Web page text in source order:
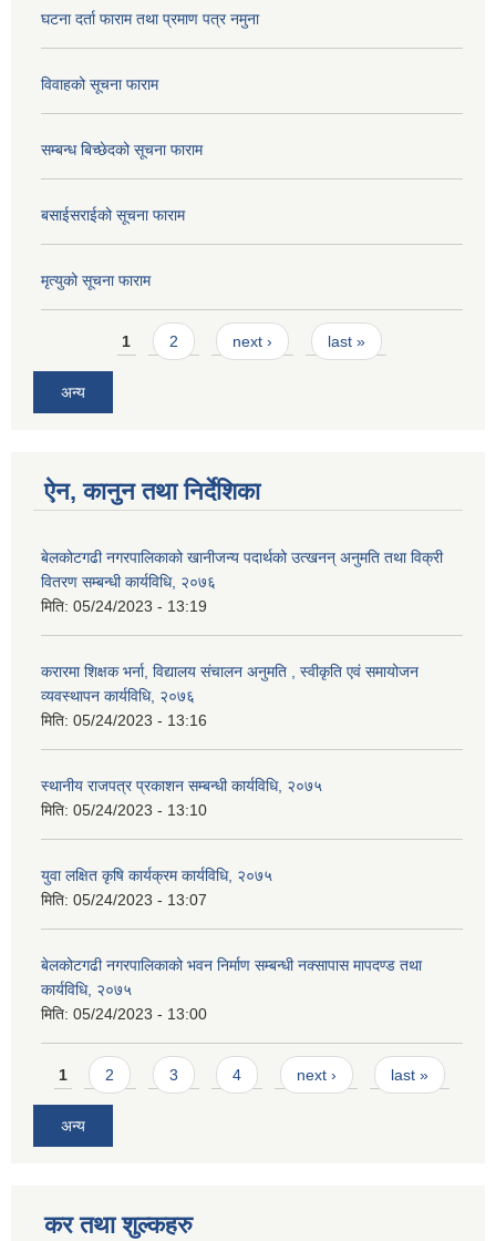
घटना दर्ता फाराम तथा प्रमाण पत्र नमुना
विवाहको सूचना फाराम
सम्बन्ध बिच्छेदको सूचना फाराम
बसाईसराईको सूचना फाराम
मृत्युको सूचना फाराम
Pages1 2 next › last »
अन्य
ऐन, कानुन तथा निर्देशिका
बेलकोटगढी नगरपालिकाको खानीजन्य पदार्थको उत्खनन् अनुमति तथा विक्री
वितरण सम्बन्धी कार्यविधि, २०७६
मिति: 05/24/2023 - 13:19
करारमा शिक्षक भर्ना, विद्यालय संचालन अनुमति , स्वीकृति एवं समायोजन
व्यवस्थापन कार्यविधि, २०७६
मिति: 05/24/2023 - 13:16
स्थानीय राजपत्र प्रकाशन सम्बन्धी कार्यविधि, २०७५
मिति: 05/24/2023 - 13:10
युवा लक्षित कृषि कार्यक्रम कार्यविधि, २०७५
मिति: 05/24/2023 - 13:07
बेलकोटगढी नगरपालिकाको भवन निर्माण सम्बन्धी नक्सापास मापदण्ड तथा
कार्यविधि, २०७५
मिति: 05/24/2023 - 13:00
Pages
1 2 3 4 next › last »
अन्य
कर तथा शुल्कहरु